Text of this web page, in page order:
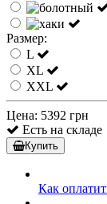
Размер:
L
XL
XXL
Цена: 5392 грн
Есть на складе
Купить
Как